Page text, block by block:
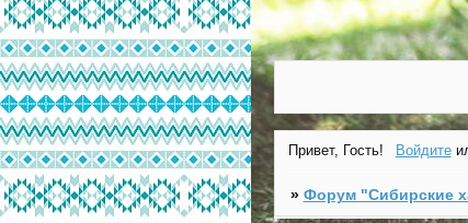
Привет, Гость! Войдите
» Форум "Cибирские